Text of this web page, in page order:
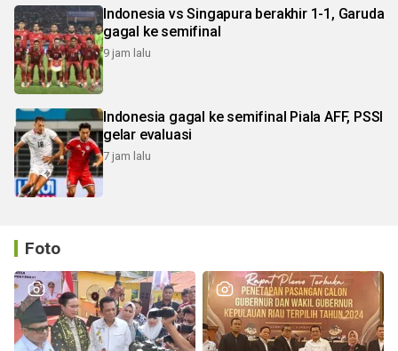
Indonesia vs Singapura berakhir 1-1, Garuda
gagal ke semifinal
9 jam lalu
Indonesia gagal ke semifinal Piala AFF, PSSI
gelar evaluasi
7 jam lalu
Foto